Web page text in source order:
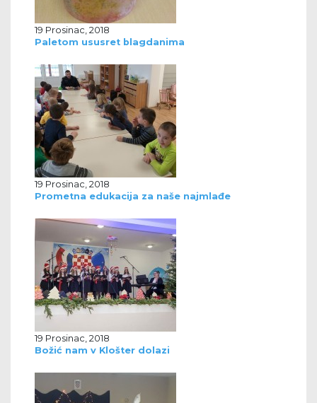
19 Prosinac, 2018
Paletom ususret blagdanima
19 Prosinac, 2018
Prometna edukacija za naše najmlađe
19 Prosinac, 2018
Božić nam v Klošter dolazi